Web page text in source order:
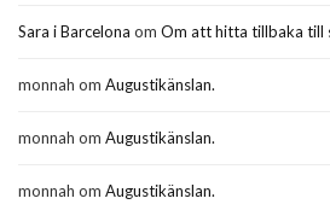
Sara i Barcelona om Om att hitta tillbaka till
monnah om Augustikänslan.
monnah om Augustikänslan.
monnah om Augustikänslan.